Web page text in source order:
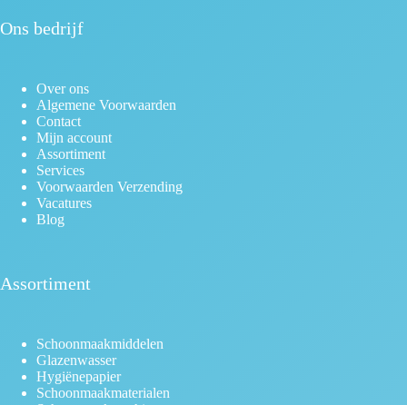
Ons bedrijf
Over ons
Algemene Voorwaarden
Contact
Mijn account
Assortiment
Services
Voorwaarden Verzending
Vacatures
Blog
Assortiment
Schoonmaakmiddelen
Glazenwasser
Hygiënepapier
Schoonmaakmaterialen